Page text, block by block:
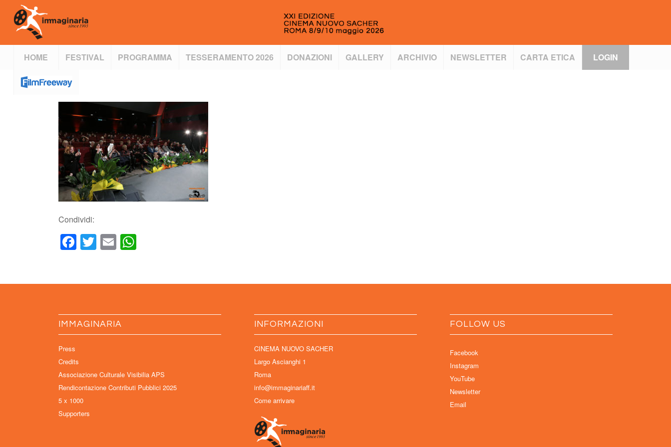
HOME FESTIVAL PROGRAMMA TESSERAMENTO 2026 DONAZIONI GALLERY ARCHIVIO NEWSLETTER CARTA ETICA LOGIN
Condividi:
Facebook
Twitter
Email
IMMAGINARIA
Press
Credits
Associazione Culturale Visibilia APS
Rendicontazione Contributi Pubblici 2025
5 x 1000
Supporters
INFORMAZIONI
CINEMA NUOVO SACHER
Largo Ascianghi 1
Roma
info@immaginariaff.it
Come arrivare
FOLLOW US
Facebook
Instagram
YouTube
Newsletter
Email